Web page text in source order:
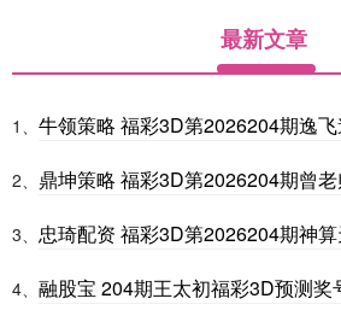
最新文章
1、 牛领策略 福彩3D第2026204期逸
2、 鼎坤策略 福彩3D第2026204期曾
3、 忠琦配资 福彩3D第2026204期神
4、 融股宝 204期王太初福彩3D预测奖